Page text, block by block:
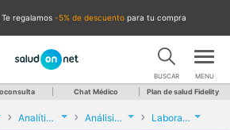
te regalamos -5% de descuento para tu compra
BUSCAR MENU
Chat Médico Plan de salud Fidelity
Analíticas y Genética Análisis de grupo sanguíneo y RH Laboratorio Echevarne Valencia